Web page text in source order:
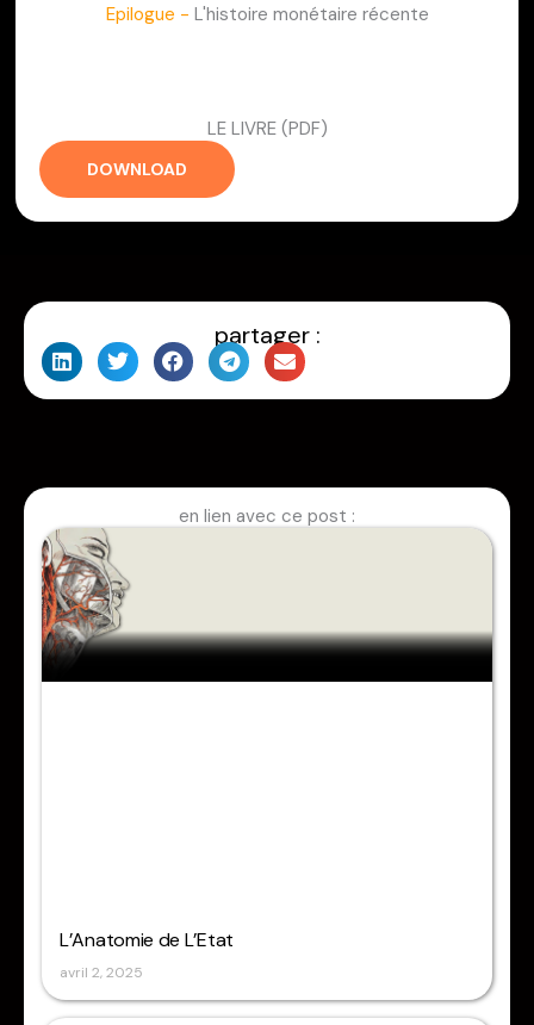
Epilogue - L'histoire monétaire récente
LE LIVRE (PDF)
DOWNLOAD
partager :
en lien avec ce post :
L’Anatomie de L’Etat
avril 2, 2025